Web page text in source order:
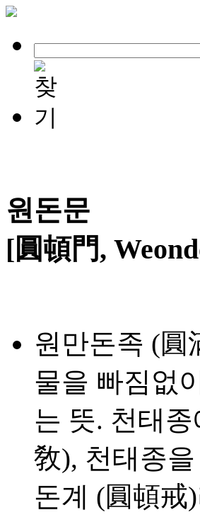
원돈문
[圓頓門,
원만돈족 (圓
물을 빠짐없
는 뜻. 천태
敎), 천태종
돈계 (圓頓戒